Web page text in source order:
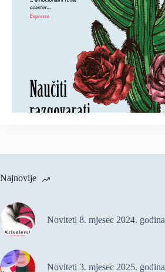
Najnovije
Noviteti 8. mjesec 2024. godina
Noviteti 3. mjesec 2025. godina